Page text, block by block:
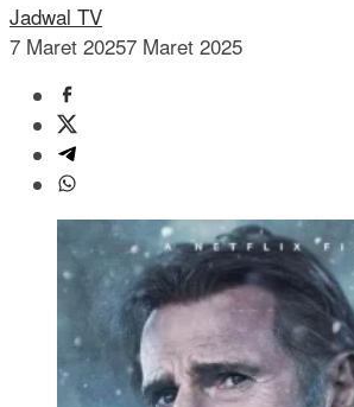
Jadwal TV
7 Maret 20257 Maret 2025